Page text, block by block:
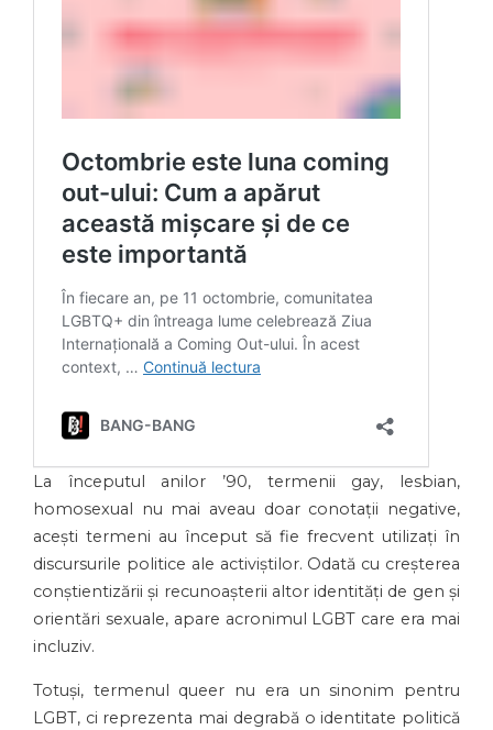
La începutul anilor ’90, termenii gay, lesbian,
homosexual nu mai aveau doar conotații negative,
acești termeni au început să fie frecvent utilizați în
discursurile politice ale activiștilor. Odată cu creșterea
conștientizării și recunoașterii altor identități de gen și
orientări sexuale, apare acronimul LGBT care era mai
incluziv.
Totuși, termenul queer nu era un sinonim pentru
LGBT, ci reprezenta mai degrabă o identitate politică